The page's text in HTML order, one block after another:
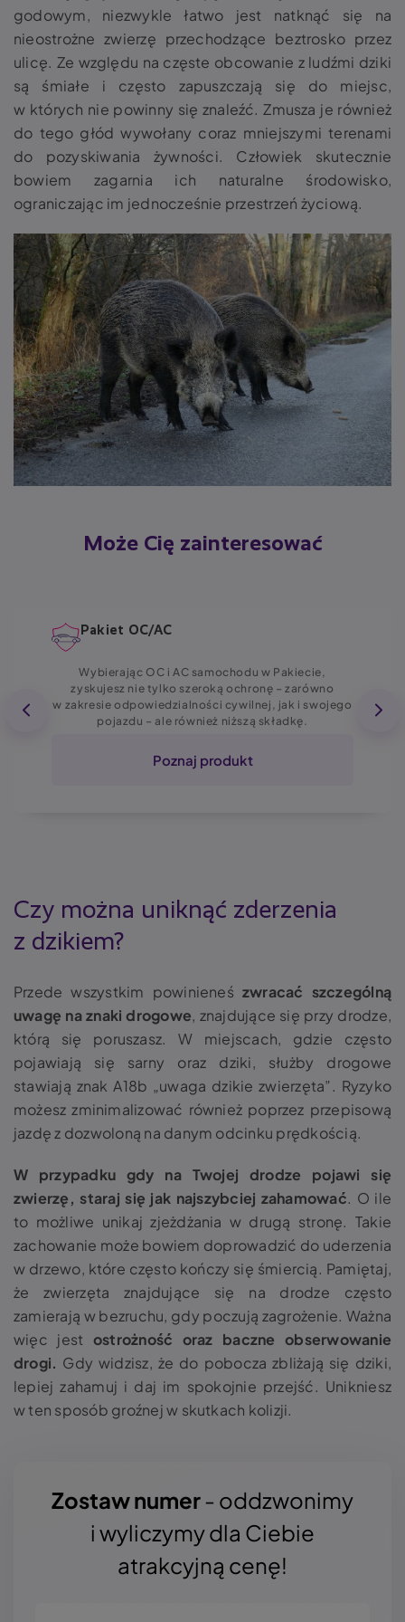
godowym, niezwykle łatwo jest natknąć się na
nieostrożne zwierzę przechodzące beztrosko przez
ulicę. Ze względu na częste obcowanie z ludźmi dziki
są śmiałe i często zapuszczają się do miejsc,
w których nie powinny się znaleźć. Zmusza je również
do tego głód wywołany coraz mniejszymi terenami
do pozyskiwania żywności. Człowiek skutecznie
bowiem zagarnia ich naturalne środowisko,
ograniczając im jednocześnie przestrzeń życiową.
Może Cię zainteresować
Pakiet OC/AC
Wybierając OC i AC samochodu w Pakiecie,
zyskujesz nie tylko szeroką ochronę – zarówno
w zakresie odpowiedzialności cywilnej, jak i swojego
pojazdu – ale również niższą składkę.
Poznaj produkt
Czy można uniknąć zderzenia
z dzikiem?
Przede wszystkim powinieneś zwracać szczególną
uwagę na znaki drogowe, znajdujące się przy drodze,
którą się poruszasz. W miejscach, gdzie często
pojawiają się sarny oraz dziki, służby drogowe
stawiają znak A18b „uwaga dzikie zwierzęta”. Ryzyko
możesz zminimalizować również poprzez przepisową
jazdę z dozwoloną na danym odcinku prędkością.
W przypadku gdy na Twojej drodze pojawi się
zwierzę, staraj się jak najszybciej zahamować. O ile
to możliwe unikaj zjeżdżania w drugą stronę. Takie
zachowanie może bowiem doprowadzić do uderzenia
w drzewo, które często kończy się śmiercią. Pamiętaj,
że zwierzęta znajdujące się na drodze często
zamierają w bezruchu, gdy poczują zagrożenie. Ważna
więc jest ostrożność oraz baczne obserwowanie
drogi. Gdy widzisz, że do pobocza zbliżają się dziki,
lepiej zahamuj i daj im spokojnie przejść. Unikniesz
w ten sposób groźnej w skutkach kolizji.
Zostaw numer- oddzwonimy
i wyliczymy dla Ciebie
atrakcyjną cenę!